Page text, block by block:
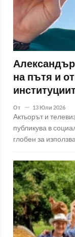
на пътя и
От 13 Юли 2026
Актьорът и
публикува в
глобен за